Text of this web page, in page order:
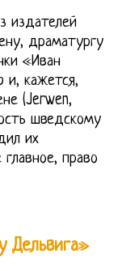
издателей
драматургу
«Иван
и, кажется,
(Jerwen,
шведскому
их
право
Дельвига»